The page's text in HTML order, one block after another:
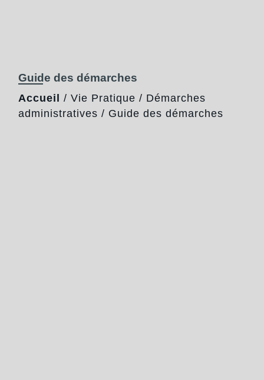
Guide des démarches
Accueil / Vie Pratique / Démarches
administratives / Guide des démarches